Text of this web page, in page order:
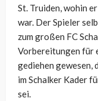
St. Truiden, wohin
war. Der Spieler
zum großen FC
Vorbereitungen für
gediehen gewesen,
im Schalker Kader
sei.